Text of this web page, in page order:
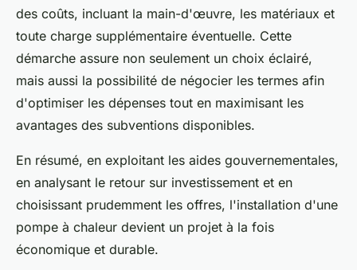
des coûts, incluant la main-d'œuvre, les matériaux et
toute charge supplémentaire éventuelle. Cette
démarche assure non seulement un choix éclairé,
mais aussi la possibilité de négocier les termes afin
d'optimiser les dépenses tout en maximisant les
avantages des subventions disponibles.
En résumé, en exploitant les aides gouvernementales,
en analysant le retour sur investissement et en
choisissant prudemment les offres, l'installation d'une
pompe à chaleur devient un projet à la fois
économique et durable.